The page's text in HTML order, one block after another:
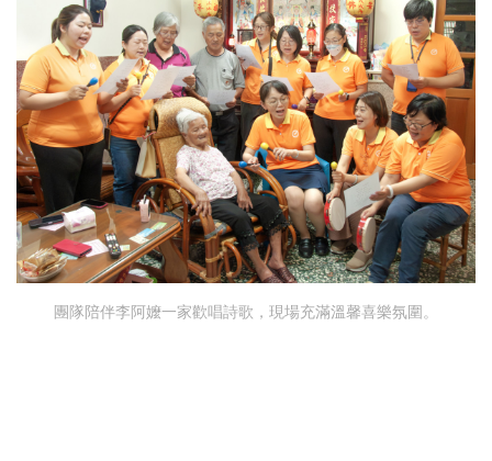
團隊陪伴李阿嬤一家歡唱詩歌，現場充滿溫馨喜樂氛圍。